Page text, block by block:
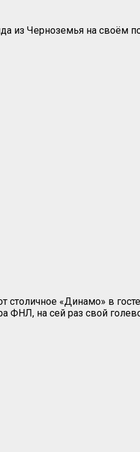
Черноземья на своём
«Динамо» в
ФНЛ, на сей раз свой